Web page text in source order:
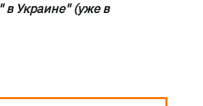
в Украине" (уже в